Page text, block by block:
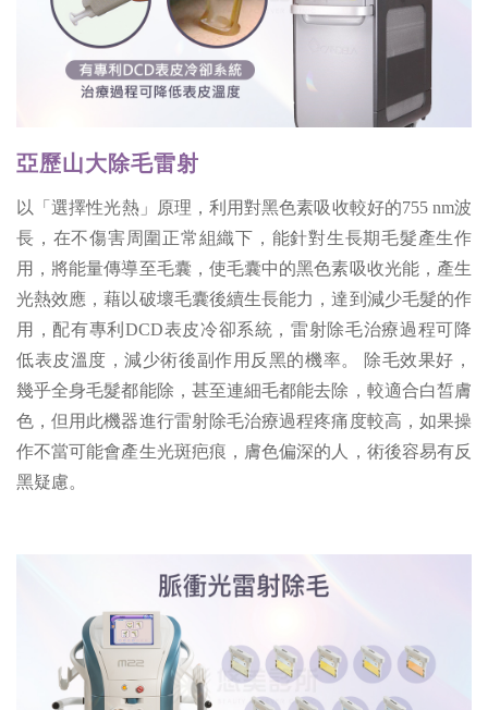
亞歷山大除毛雷射
以「選擇性光熱」原理，利用對黑色素吸收較好的755 nm波
長，在不傷害周圍正常組織下，能針對生長期毛髮產生作
用，將能量傳導至毛囊，使毛囊中的黑色素吸收光能，產生
光熱效應，藉以破壞毛囊後續生長能力，達到減少毛髮的作
用，配有專利DCD表皮冷卻系統，雷射除毛治療過程可降
低表皮溫度，減少術後副作用反黑的機率。 除毛效果好，
幾乎全身毛髮都能除，甚至連細毛都能去除，較適合白皙膚
色，但用此機器進行雷射除毛治療過程疼痛度較高，如果操
作不當可能會產生光斑疤痕，膚色偏深的人，術後容易有反
黑疑慮。